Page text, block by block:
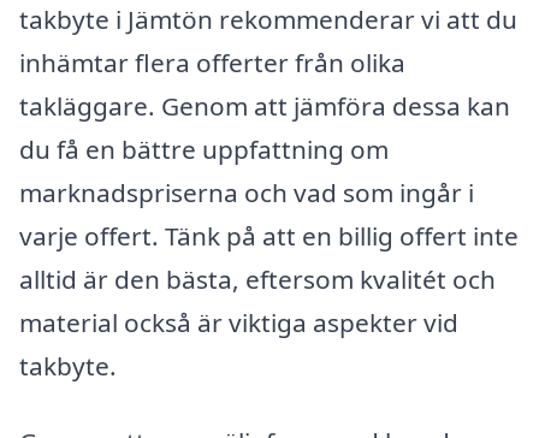
takbyte i Jämtön rekommenderar vi att du
inhämtar flera offerter från olika
takläggare. Genom att jämföra dessa kan
du få en bättre uppfattning om
marknadspriserna och vad som ingår i
varje offert. Tänk på att en billig offert inte
alltid är den bästa, eftersom kvalitét och
material också är viktiga aspekter vid
takbyte.